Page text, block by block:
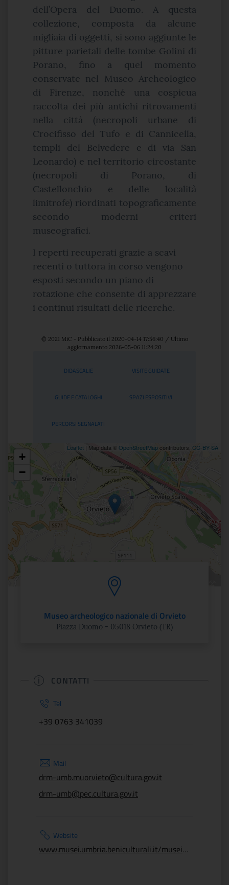
dell’Opera del Duomo. A questa
collezione, composta da alcune
migliaia di oggetti, si sono aggiunte le
pitture parietali delle tombe Golini di
Porano, fino a quel momento
conservate nel Museo Archeologico
di Firenze, nonché una cospicua
raccolta dei più antichi ritrovamenti
nella città (necropoli urbane di
Crocifisso del Tufo e di Cannicella,
templi del Belvedere e di via San
Leonardo) e nel territorio circostante
(necropoli di Porano, di
Castellonchio e delle località
limitrofe) riordinati topograficamente
secondo moderni criteri
museografici.
I reperti recuperati grazie a scavi
recenti o tuttora in corso vengono
esposti secondo un piano di
rotazione che consente di apprezzare
i continui risultati delle ricerche.
© 2021 MiC - Pubblicato il 2020-04-14 17:56:40 / Ultimo
aggiornamento 2026-05-06 11:24:20
DIDASCALIE VISITE GUIDATE
GUIDE E CATALOGHI SPAZI ESPOSITIVI
PERCORSI SEGNALATI
Posizione
+
−
Leaflet | Map data © OpenStreetMapcontributors, CC-BY-SA
Museo archeologico nazionale di Orvieto
Piazza Duomo - 05018 Orvieto (TR)
CONTATTI
Tel
+39 0763 341039
Mail
drm-umb.muorvieto@cultura.gov.it
drm-umb@pec.cultura.gov.it
Website
www.musei.umbria.beniculturali.it/musei/museo-archeologico-nazionale-di-orvieto